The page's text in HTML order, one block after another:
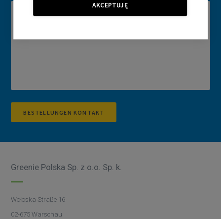
AKCEPTUJĘ
BESTELLUNGEN KONTAKT
Greenie Polska Sp. z o.o. Sp. k.
Wołoska Straße 16
02-675 Warschau